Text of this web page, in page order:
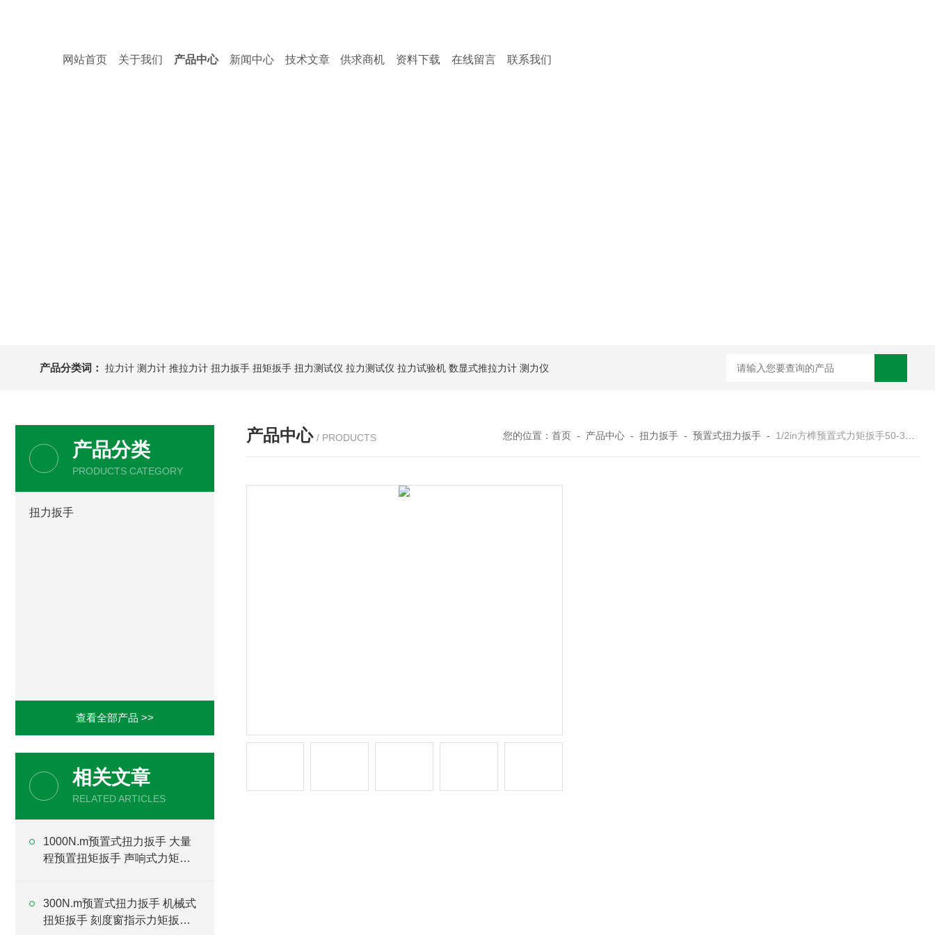
网站首页 关于我们 产品中心 新闻中心 技术文章 供求商机 资料下载 在线留言 联系我们
产品分类词： 拉力计 测力计 推拉力计 扭力扳手 扭矩扳手 扭力测试仪 拉力测试仪 拉力试验机 数显式推拉力计 测力仪
产品分类
PRODUCTS CATEGORY
扭力扳手
查看全部产品 >>
相关文章
RELATED ARTICLES
1000N.m预置式扭力扳手 大量
程预置扭矩扳手 声响式力矩扳
300N.m预置式扭力扳手 机械式
扭矩扳手 刻度窗指示力矩扳手
产品中心 / PRODUCTS 您的位置：首页 - 产品中心 -扭力扳手 -预置式扭力扳手 - 1/2in方榫预置式力矩扳手50-300n.m价格